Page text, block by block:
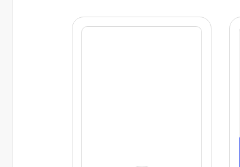
08/2015, travaille